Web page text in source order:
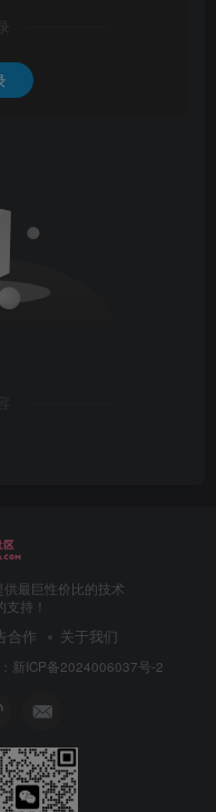
最巨性价比的技术
持！
合作 关于我们
新ICP备2024006037号-2